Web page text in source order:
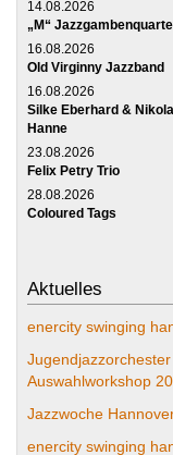
14.08.2026
„M“
16.08.2026
Old Virginny Jazzband
16.08.2026
Silke Eberhard &
Hanne
23.08.2026
Felix Petry Trio
28.08.2026
Coloured Tags
Aktuelles
enercity swinging
Auswahlworkshop
Jazzwoche
enercity swinging